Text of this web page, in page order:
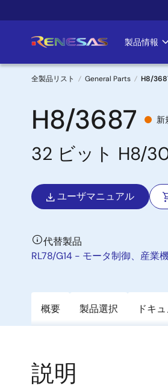
イ
ン
製品情報
パ
ン
く
ず
全製品リスト General Parts H8/
H8/3687 新
32 ビット H8/
ユーザマニュアル
代替製品
RL78/G14 - モータ制御、産業
概要 製品選択 ドキ
説明